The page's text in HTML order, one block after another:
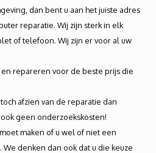
dan bent u aan het juiste adres
reparatie. Wij zijn sterk in elk
of telefoon. Wij zijn er voor al uw
repareren voor de beste prijs die
afzien van de reparatie dan
geen onderzoekskosten!
maken of u wel of niet een
denken dan ook dat u die keuze